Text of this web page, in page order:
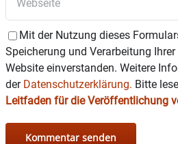
Mit der Nutzung dieses
Speicherung und Verarbeitung
Website einverstanden. Weitere
der Datenschutzerklärung. Bitte
Leitfaden für die Veröffentlichung